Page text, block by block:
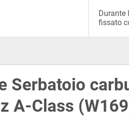
Durante
fissato
Serbatoio
A-Class